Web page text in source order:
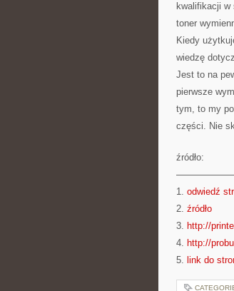
kwalifikacji w
toner
Kiedy
wiedzę
Jest to na
pierwsze
tym, to my
części. Nie
źródło:
1. odwiedź
2. źródło
3. http://
4. http://
5. link do